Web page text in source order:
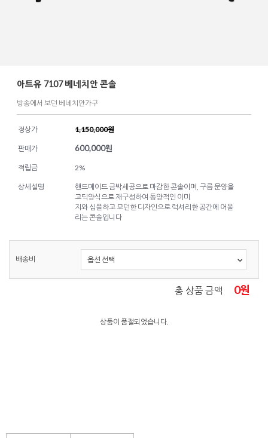
아트유 7107 베네치안 콘솔
방송에서 보던 베네치안가구
정상가 1,150,000원
판매가 600,000원
적립금 2%
상세설명
핸드메이드 금박세공으로 마감한 콘솔이며, 구름 문양을
고딕양식으로 재구성하여 동양적인 이미
지와 심플하고 모던한 디자인으로 럭셔리한 공간에 어울
리는 콘솔입니다
배송비
총 상품 금액 0원
상품이 품절되었습니다.